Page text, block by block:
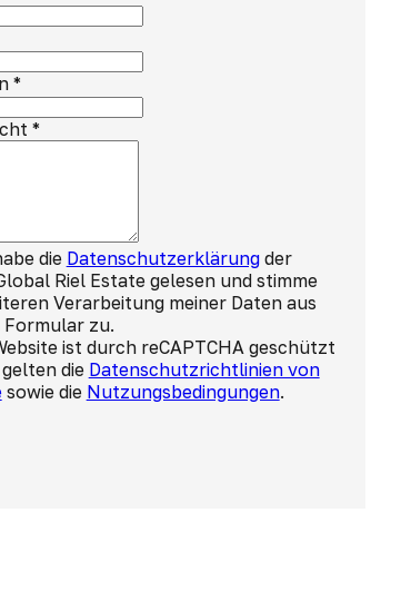
*
*
die Datenschutzerklärungder
Riel Estate gelesen und stimme
Verarbeitung meiner Daten aus
Formular zu.
ist durch reCAPTCHA geschützt
die Datenschutzrichtlinien von
sowie die Nutzungsbedingungen.